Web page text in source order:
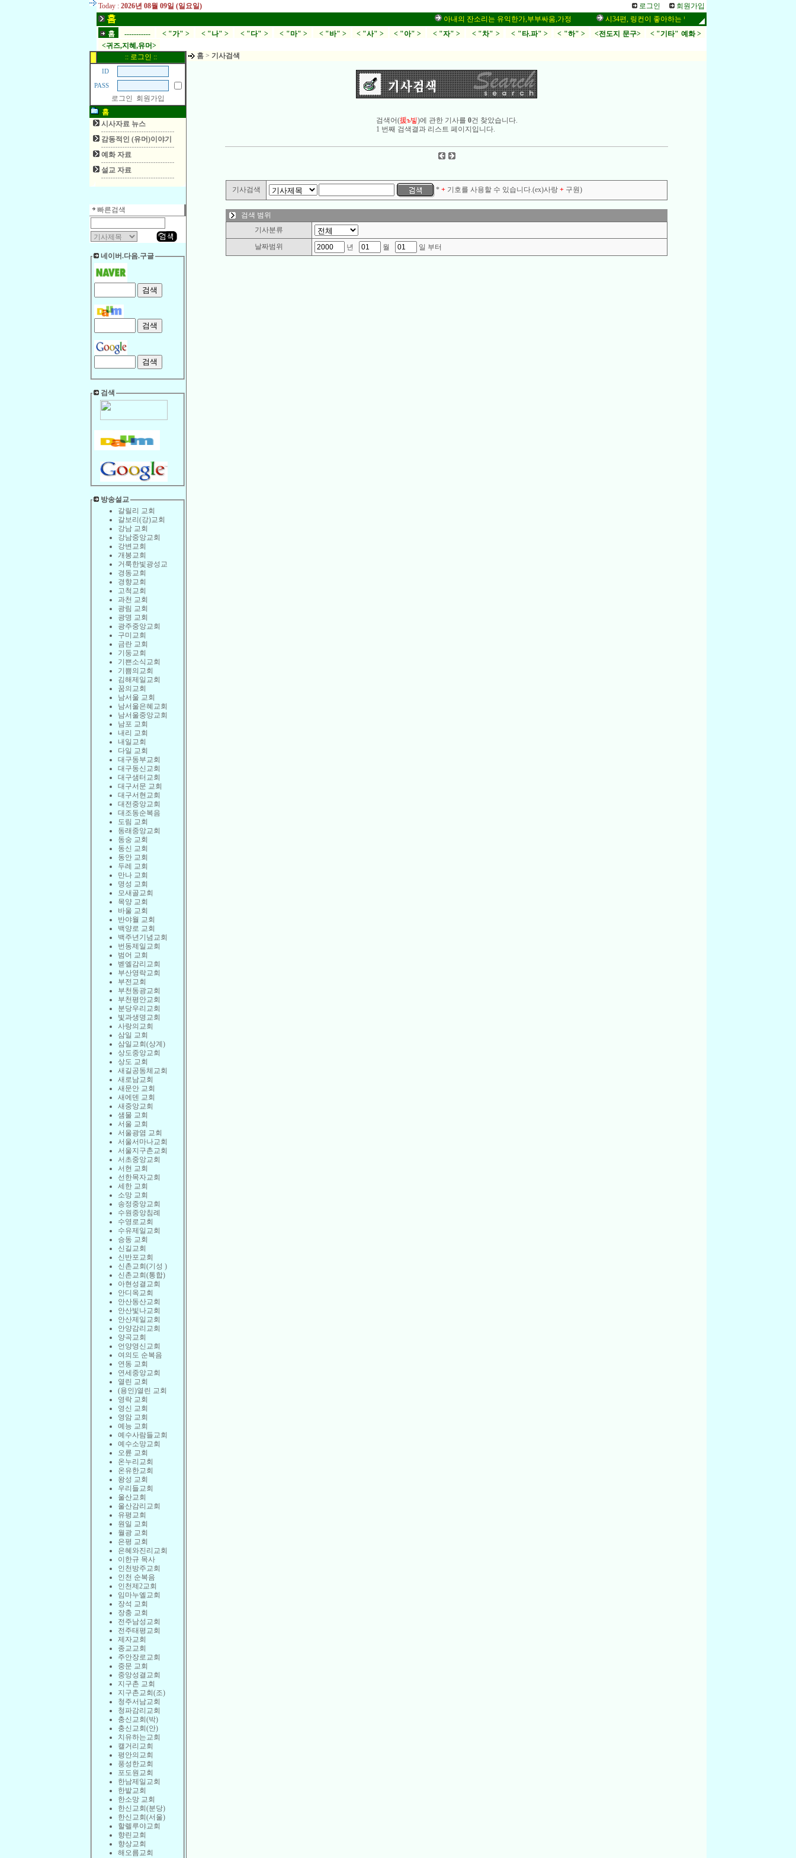
Today : 2026년 08월 09일 (일요일) 로그인 회원가입
홈 아내의 잔소리는 유익한가,부부싸움,가정 시34편, 링컨이 좋아하는 말씀,응답,두려움
홈
----------- < "가" > < "나" > < "다" > < "마" > < "바" > < "사" > < "아" > < "자" > < "차" > < "타.파" > < "하" > <전도지 문구>
< "기타" 예화 >
<귀즈,지혜,유머>
:: 로그인 ::
ID
PASS
로그인
회원가입
홈
시사자료 뉴스
감동적인 (유머)이야기
예화 자료
설교 자료
빠른검색
네이버.다음.구글
검색
방송설교
갈릴리 교회
갈보리(강)교회
강남 교회
강남중앙교회
강변교회
개봉교회
거룩한빛광성교
경동교회
경향교회
고척교회
과천 교회
광림 교회
광명 교회
광주중앙교회
구미교회
금란 교회
기둥교회
기쁜소식교회
기쁨의교회
김해제일교회
꿈의교회
남서울 교회
남서울은혜교회
남서울중앙교회
남포 교회
내리 교회
내일교회
다일 교회
대구동부교회
대구동신교회
대구샘터교회
대구서문 교회
대구서현교회
대전중앙교회
대조동순복음
도림 교회
동래중앙교회
동숭 교회
동신 교회
동안 교회
두레 교회
만나 교회
명성 교회
모새골교회
목양 교회
바울 교회
반야월 교회
백양로 교회
백주년기념교회
번동제일교회
범어 교회
벧엘감리교회
부산영락교회
부전교회
부천동광교회
부천평안교회
분당우리교회
빛과생명교회
사랑의교회
삼일 교회
삼일교회(상계)
상도중앙교회
상도 교회
새길공동체교회
새로남교회
새문안 교회
새에덴 교회
새중앙교회
샘물 교회
서울 교회
서울광염 교회
서울서마나교회
서울지구촌교회
서초중앙교회
서현 교회
선한목자교회
세한 교회
소망 교회
송정중앙교회
수원중앙침례
수영로교회
수유제일교회
승동 교회
신길교회
신반포교회
신촌교회(기성 )
신촌교회(통합)
아현성결교회
안디옥교회
안산동산교회
안산빛나교회
안산제일교회
안양감리교회
양곡교회
언양영신교회
여의도 순복음
연동 교회
연세중앙교회
열린 교회
(용인)열린 교회
영락 교회
영신 교회
영암 교회
예능 교회
예수사람들교회
예수소망교회
오륜 교회
온누리교회
온유한교회
왕성 교회
우리들교회
울산교회
울산감리교회
유평교회
원일 교회
월광 교회
은평 교회
은혜와진리교회
이한규 목사
인천방주교회
인천 순복음
인천제2교회
임마누엘교회
장석 교회
장충 교회
전주남성교회
전주태평교회
제자교회
종교교회
주안장로교회
중문 교회
중앙성결교회
지구촌 교회
지구촌교회(조)
청주서남교회
청파감리교회
충신교회(박)
충신교회(안)
치유하는교회
캘거리교회
평안의교회
풍성한교회
포도원교회
한남제일교회
한밭교회
한소망 교회
한신교회(분당)
한신교회(서울)
할렐루야교회
향린교회
향상교회
해오름교회
홈 > 기사검색
검색어(援ъ빟)에 관한 기사를 0건 찾았습니다.
1 번째 검색결과 리스트 페이지입니다.
기사검색 * + 기호를 사용할 수 있습니다.(ex)사랑 + 구원)
검색 범위
기사분류
날짜범위
년 월 일 부터